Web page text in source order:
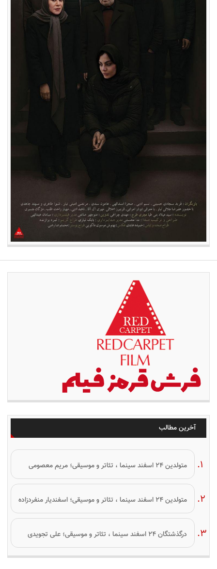
آخرین مطالب
متولدین ۲۴ اسفند سینما ، تئاتر و موسیقی؛ مریم معصومی
متولدین ۲۴ اسفند سینما ، تئاتر و موسیقی؛ اسفندیار منفردزاده
درگذشتگان ۲۴ اسفند سینما ، تئاتر و موسیقی؛ علی تجویدی